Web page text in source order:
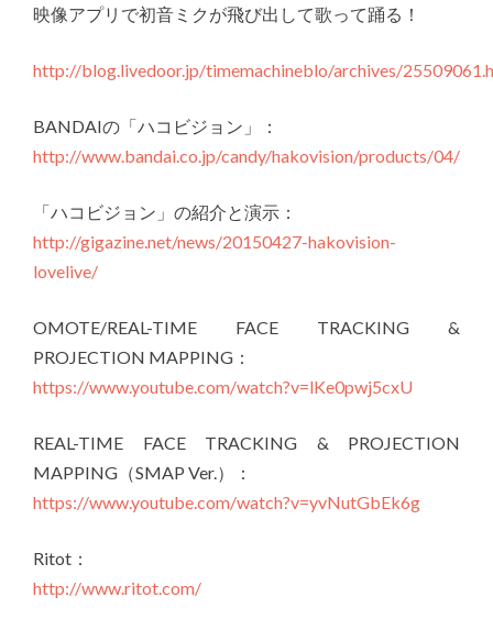
映像アプリで初音ミクが飛び出して歌って踊る！
http://blog.livedoor.jp/timemachineblo/archives/
BANDAIの「ハコビジョン」：
http://www.bandai.co.jp/candy/hakovision/products/04/
「ハコビジョン」の紹介と演示：
http://gigazine.net/news/20150427-hakovision-
lovelive/
OMOTE/REAL-TIME FACE TRACKING &
PROJECTION MAPPING：
https://www.youtube.com/watch?v=lKe0pwj5cxU
REAL-TIME FACE TRACKING & PROJECTION
MAPPING（SMAP Ver.）：
https://www.youtube.com/watch?v=yvNutGbEk6g
Ritot：
http://www.ritot.com/